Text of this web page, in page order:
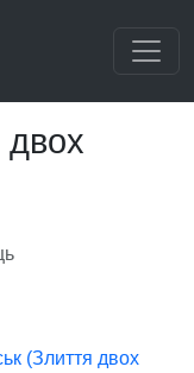
двох
(Злиття двох